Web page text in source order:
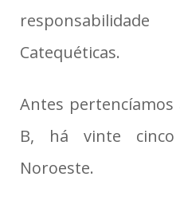
Catequéticas.
Antes pertencíamos
B, há vinte
Noroeste.